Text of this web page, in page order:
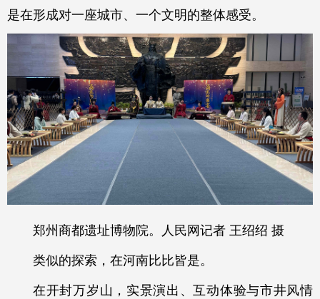
是在形成对一座城市、一个文明的整体感受。
郑州商都遗址博物院。人民网记者 王绍绍 摄
类似的探索，在河南比比皆是。
在开封万岁山，实景演出、互动体验与市井风情